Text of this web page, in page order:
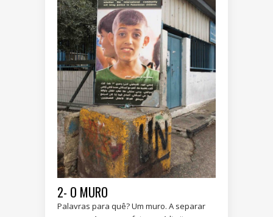
2- O MURO
Palavras para quê? Um muro. A separar